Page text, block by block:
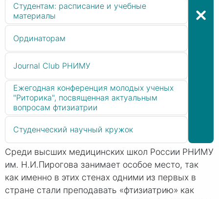
Студентам: расписание и учебные
материалы
Ординаторам
Journal Club РНИМУ
Ежегодная конференция молодых ученых
"Риторика", посвященная актуальным
вопросам фтизиатрии
Студенческий научный кружок
Среди высших медицинских школ России РНИМУ
им. Н.И.Пирогова занимает особое место, так
как именно в этих стенах одними из первых в
стране стали преподавать «фтизиатрию» как